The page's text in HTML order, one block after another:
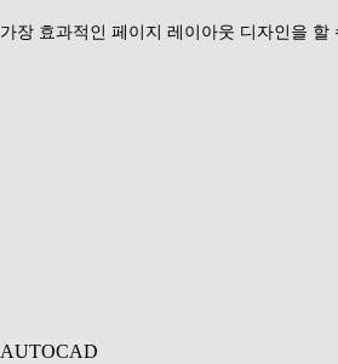
가장 효과적인 페이지 레이아웃 디자인을 할
AUTOCAD